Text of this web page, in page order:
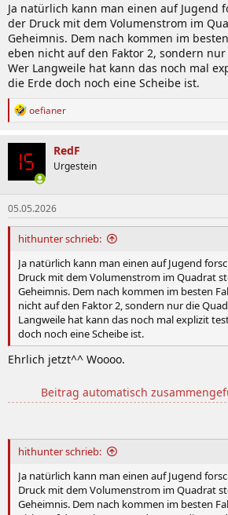
Ja natürlich kann man einen auf Jugend
der Druck mit dem Volumenstrom im
Geheimnis. Dem nach kommen im
eben nicht auf den Faktor 2, sondern
Wer Langweile hat kann das noch mal
die Erde doch noch eine Scheibe ist.
R
k
t
i
o
n
e
n
:
oefianer
RedF
Urgestein
05.05.2026
hithunter schrieb:
Ja natürlich kann man einen auf Jugend
Druck mit dem Volumenstrom im Quadrat
Geheimnis. Dem nach kommen im besten
nicht auf den Faktor 2, sondern nur die
Langweile hat kann das noch mal explizit
doch noch eine Scheibe ist.
Ehrlich jetzt^^ Woooo.
Beitrag automatisch
hithunter schrieb:
Ja natürlich kann man einen auf Jugend
Druck mit dem Volumenstrom im Quadrat
Geheimnis. Dem nach kommen im besten